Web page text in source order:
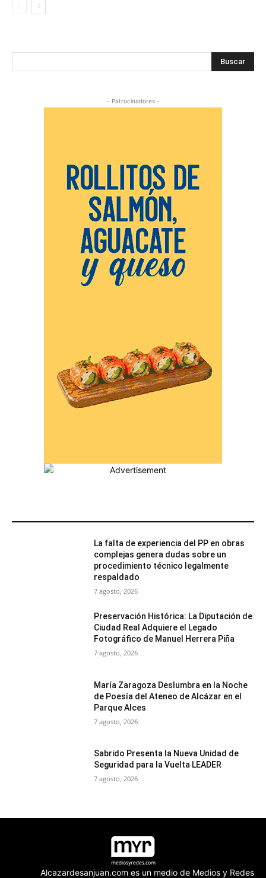
Buscar
- Patrocinadores -
La falta de experiencia del PP en obras
complejas genera dudas sobre un
procedimiento técnico legalmente
respaldado
7 agosto, 2026
Preservación Histórica: La Diputación de
Ciudad Real Adquiere el Legado
Fotográfico de Manuel Herrera Piña
7 agosto, 2026
María Zaragoza Deslumbra en la Noche
de Poesía del Ateneo de Alcázar en el
Parque Alces
7 agosto, 2026
Sabrido Presenta la Nueva Unidad de
Seguridad para la Vuelta LEADER
7 agosto, 2026
Alcazardesanjuan.com es un medio de Medios y Redes